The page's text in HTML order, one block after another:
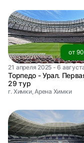
от
21 апреля 2025 - 6
Торпедо - Урал.
29 тур
г. Химки, Арена Химки